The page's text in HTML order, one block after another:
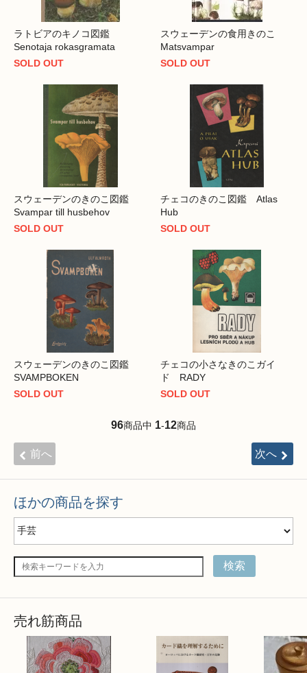
ラトビアのキノコ図鑑
Senotaja rokasgramata
SOLD OUT
スウェーデンの食用きのこ
Matsvampar
SOLD OUT
スウェーデンのきのこ図鑑
Svampar till husbehov
SOLD OUT
チェコのきのこ図鑑 Atlas
Hub
SOLD OUT
スウェーデンのきのこ図鑑
SVAMPBOKEN
SOLD OUT
チェコの小さなきのこガイ
ド RADY
SOLD OUT
96商品中 1-12商品
前へ 次へ
ほかの商品を探す
検索
売れ筋商品